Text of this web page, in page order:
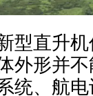
型直升
外形并
统、航